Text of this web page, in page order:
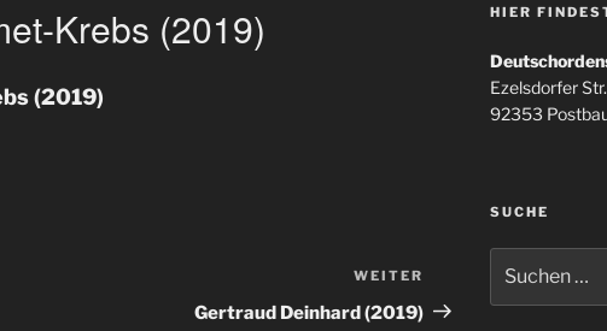
Krebs (2019)
(2019)
Nächster
Beitrag
WEITER
Gertraud Deinhard (2019)
HIER
Ezelsdorfer
92353
SUCHE
nach: